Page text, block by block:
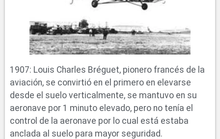
1907: Louis Charles Bréguet, pionero francés de la
aviación, se convirtió en el primero en elevarse
desde el suelo verticalmente, se mantuvo en su
aeronave por 1 minuto elevado, pero no tenía el
control de la aeronave por lo cual está estaba
anclada al suelo para mayor seguridad.